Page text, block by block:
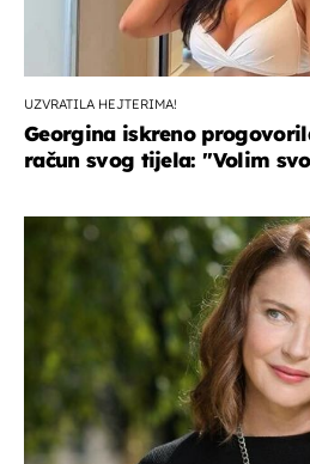
UZVRATILA HEJTERIMA!
Georgina iskreno
račun svog tijela: ''Volim